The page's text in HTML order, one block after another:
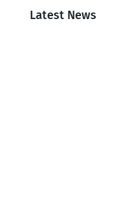
Latest News